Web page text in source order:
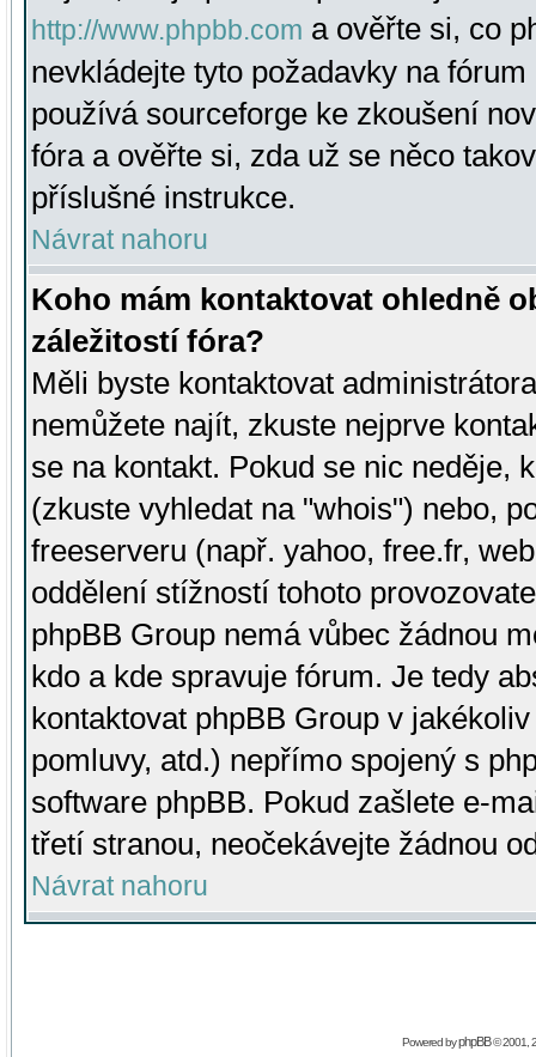
http://www.phpbb.com a ověřte si, co
nevkládejte tyto požadavky na
používá sourceforge ke zkoušení
fóra a ověřte si, zda už se něco
příslušné instrukce.
Návrat nahoru
Koho mám kontaktovat ohledně
záležitostí fóra?
Měli byste kontaktovat
nemůžete najít, zkuste nejprve
se na kontakt. Pokud se nic neděje,
(zkuste vyhledat na "whois") nebo,
freeserveru (např. yahoo, free.fr,
oddělení stížností tohoto
phpBB Group nemá vůbec žádnou
kdo a kde spravuje fórum. Je tedy
kontaktovat phpBB Group v
pomluvy, atd.) nepřímo spojený s
software phpBB. Pokud zašlete e-
třetí stranou, neočekávejte žádnou
Návrat nahoru
Powered byphpBB© 2001,